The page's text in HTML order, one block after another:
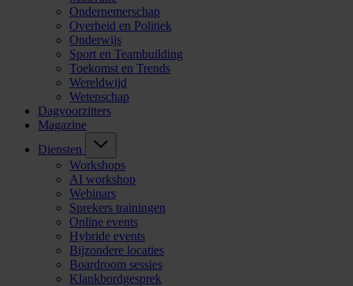
Ondernemerschap
Overheid en Politiek
Onderwijs
Sport en Teambuilding
Toekomst en Trends
Wereldwijd
Wetenschap
Dagvoorzitters
Magazine
Diensten
Workshops
AI workshop
Webinars
Sprekers trainingen
Online events
Hybride events
Bijzondere locaties
Boardroom sessies
Klankbordgesprek